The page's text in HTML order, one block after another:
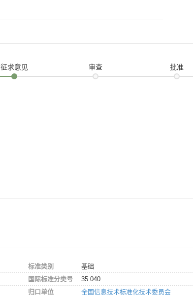
征求意见 审查 批准
标准类别
基础
国际标准分类号
35.040
归口单位
全国信息技术标准化技术委员会